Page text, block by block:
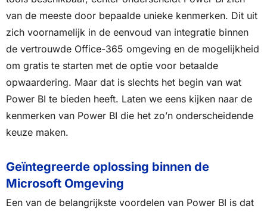
van de meeste door bepaalde unieke kenmerken. Dit uit
zich voornamelijk in de eenvoud van integratie binnen
de vertrouwde Office-365 omgeving en de mogelijkheid
om gratis te starten met de optie voor betaalde
opwaardering. Maar dat is slechts het begin van wat
Power BI te bieden heeft. Laten we eens kijken naar de
kenmerken van Power BI die het zo’n onderscheidende
keuze maken.
Geïntegreerde oplossing binnen de
Microsoft Omgeving
Een van de belangrijkste voordelen van Power BI is dat